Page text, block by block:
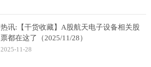
热讯:【干货收藏】A股航天电子设备相关股
票都在这了（2025/11/28）
2025-11-28